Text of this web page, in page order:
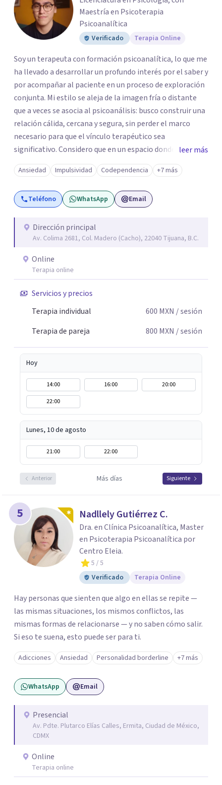
Maestría en Psicoterapia
Psicoanalítica
Verificado Terapia Online
Soy un terapeuta con formación psicoanalítica, lo que me
ha llevado a desarrollar un profundo interés por el saber y
por acompañar al paciente en un proceso de exploración
conjunta. Mi estilo se aleja de la imagen fría o distante
que a veces se asocia al psicoanálisis: busco construir una
relación cálida, cercana y segura, sin perder el marco
necesario para que el vínculo terapéutico sea
significativo. Considero que en un espacio donde uno
puede sentirse acompañado y escuchado, es posible
mirar con honestidad cómo nos vinculamos afuera, qué se
repite, qué duele, y qué puede transformarse. En mi
consultorio hay lugar para todo: risas, tristezas, enojos y
escuchada. Si pudiste conectar con algo de esto,
mándame un mensaje y comencemos juntos a trabajar en
leer más
Ansiedad Impulsividad Codependencia +7 más
Teléfono WhatsApp Email
Dirección principal
Av. Colima 2681, Col. Madero (Cacho), 22040 Tijuana, B.C.
Online
Terapia online
Servicios y precios
Terapia individual
600 MXN / sesión
Terapia de pareja
800 MXN / sesión
Hoy
14:00 16:00
20:00
22:00
Lunes, 10 de agosto
21:00 22:00
Anterior Más días Siguiente
5 Nadllely Gutiérrez C.
Dra. en Clínica Psicoanalítica, Master
en Psicoterapia Psicoanalítica por
Centro Eleia.
5 / 5
Verificado
Terapia Online
Hay personas que sienten que algo en ellas se repite —
las mismas situaciones, los mismos conflictos, las
mismas formas de relacionarse — y no saben cómo salir.
Si eso te suena, esto puede ser para ti.
Adicciones Ansiedad Personalidad borderline +7 más
WhatsApp Email
Presencial
Av. Pdte. Plutarco Elías Calles, Ermita, Ciudad de México,
CDMX
Online
Terapia online